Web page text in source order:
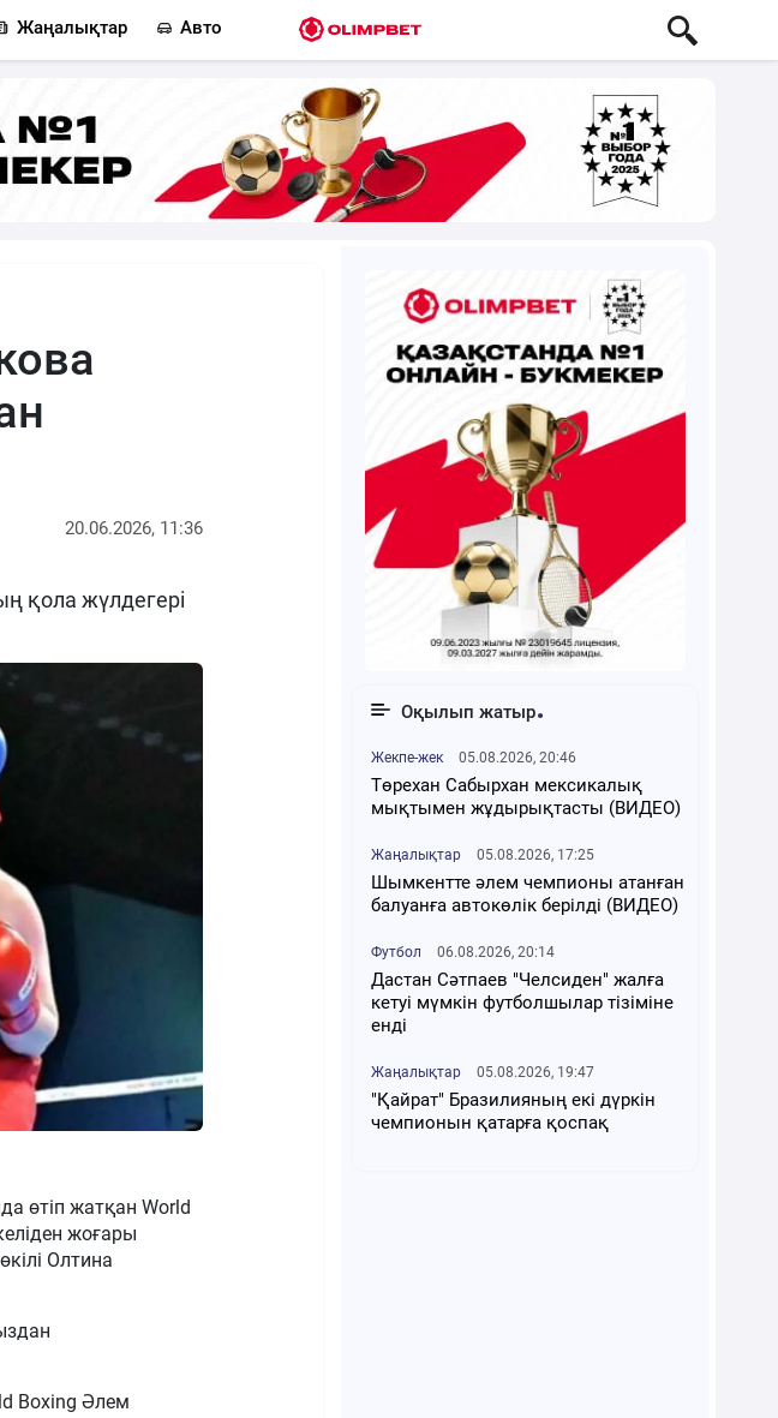
Жаңалықтар Авто
20.06.2026, 11:36
қола жүлдегері
өтіп жатқан World
жоғары
Олтина
Boxing Әлем
Оқылып жатыр
Жекпе-жек 05.08.2026, 20:46
Төрехан Сабырхан мексикалық
мықтымен жұдырықтасты (ВИДЕО)
Жаңалықтар 05.08.2026, 17:25
Шымкентте әлем чемпионы атанған
балуанға автокөлік берілді (ВИДЕО)
Футбол 06.08.2026, 20:14
Дастан Сәтпаев "Челсиден" жалға
кетуі мүмкін футболшылар тізіміне
енді
Жаңалықтар 05.08.2026, 19:47
"Қайрат" Бразилияның екі дүркін
чемпионын қатарға қоспақ